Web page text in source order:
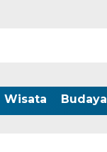
Wisata Budaya